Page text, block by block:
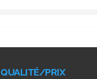
QUALITÉ/PRIX